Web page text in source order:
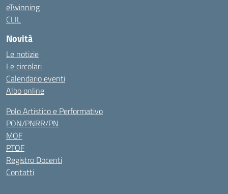
eTwinning
CLIL
Novità
Le notizie
Le circolari
Calendario eventi
Albo online
Polo Artistico e Performativo
PON/PNRR/PN
MOF
PTOF
Registro Docenti
Contatti